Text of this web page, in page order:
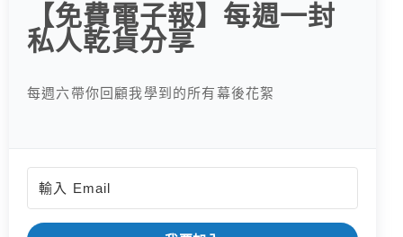
【免費電子報】每週一封
私人乾貨分享
每週六帶你回顧我學到的所有幕後花絮